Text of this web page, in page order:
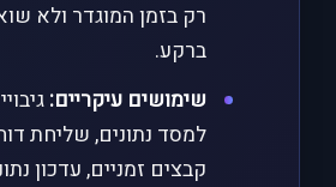
רק בזמן המוגדר ולא
ברקע.
שימושים עיקריים:
למסד נתונים, שליחת
קבצים זמניים, עדכון